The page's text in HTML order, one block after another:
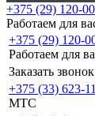
+375 (29) 120-
Работаем для
+375 (29) 120-
Работаем для
Заказать звонок
+375 (33) 623-
MTC